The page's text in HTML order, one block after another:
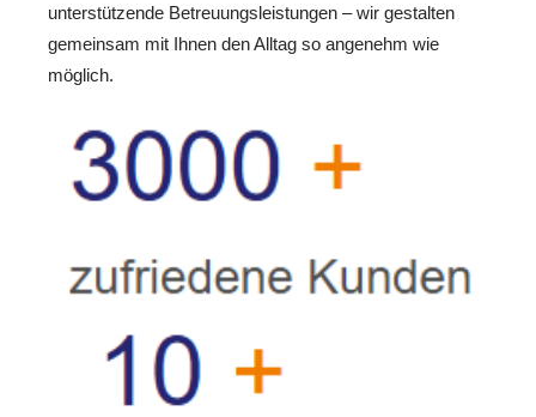
unterstützende Betreuungsleistungen – wir gestalten
gemeinsam mit Ihnen den Alltag so angenehm wie
möglich.